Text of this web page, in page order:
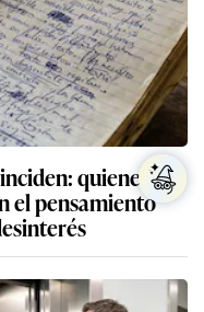
quienes
el pensamiento